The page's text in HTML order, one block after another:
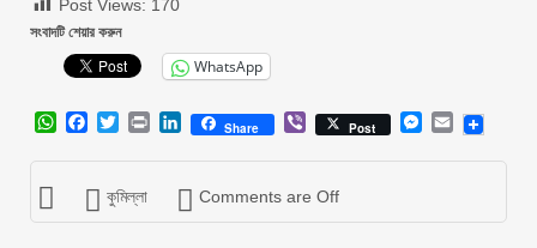
Post Views: 170
সংবাদটি শেয়ার করুন
WhatsApp
WhatsApp
Facebook
Twitter
Print LinkedIn
Share ViberPost Messenger
Email
কুমিল্লা Comments are Off